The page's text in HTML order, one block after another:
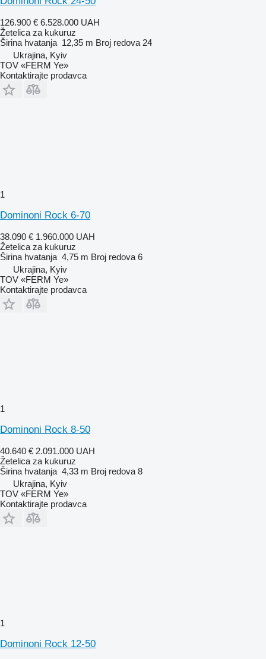
126.900 € 6.528.000 UAH
Žetelica za kukuruz
Širina hvatanja 12,35 m Broj redova 24
Ukrajina, Kyiv
TOV «FERM Ye»
Kontaktirajte prodavca
1
Dominoni Rock 6-70
38.090 € 1.960.000 UAH
Žetelica za kukuruz
Širina hvatanja 4,75 m Broj redova 6
Ukrajina, Kyiv
TOV «FERM Ye»
Kontaktirajte prodavca
1
Dominoni Rock 8-50
40.640 € 2.091.000 UAH
Žetelica za kukuruz
Širina hvatanja 4,33 m Broj redova 8
Ukrajina, Kyiv
TOV «FERM Ye»
Kontaktirajte prodavca
1
Dominoni Rock 12-50